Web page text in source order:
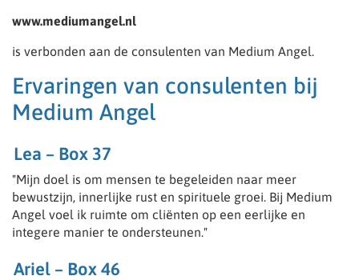
www.mediumangel.nl
is verbonden aan de consulenten van Medium Angel.
Ervaringen van consulenten bij
Medium Angel
Lea – Box 37
"Mijn doel is om mensen te begeleiden naar meer
bewustzijn, innerlijke rust en spirituele groei. Bij Medium
Angel voel ik ruimte om cliënten op een eerlijke en
integere manier te ondersteunen."
Ariel – Box 46